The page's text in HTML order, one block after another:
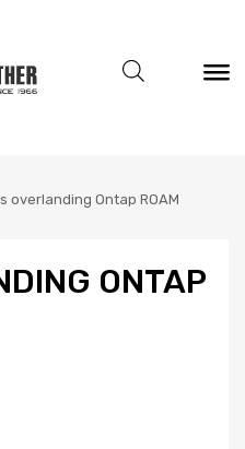
overlanding Ontap ROAM
ONTAP